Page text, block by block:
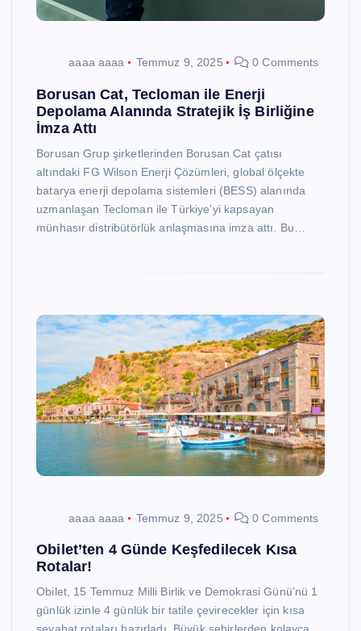
aaaa aaaa Temmuz 9, 2025 0 Comments
Borusan Cat, Tecloman ile Enerji
Depolama Alanında Stratejik İş Birliğine
İmza Attı
Borusan Grup şirketlerinden Borusan Cat çatısı
altındaki FG Wilson Enerji Çözümleri, global ölçekte
batarya enerji depolama sistemleri (BESS) alanında
uzmanlaşan Tecloman ile Türkiye’yi kapsayan
münhasır distribütörlük anlaşmasına imza attı. Bu…
aaaa aaaa Temmuz 9, 2025 0 Comments
Obilet’ten 4 Günde Keşfedilecek Kısa
Rotalar!
Obilet, 15 Temmuz Milli Birlik ve Demokrasi Günü’nü 1
günlük izinle 4 günlük bir tatile çevirecekler için kısa